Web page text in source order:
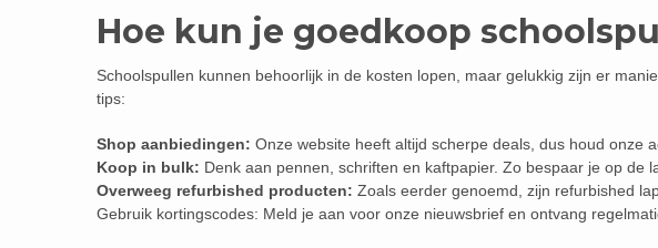
Hoe kun je goedkoop
Schoolspullen kunnen behoorlijk in de kosten lopen, maar gelukkig zijn er
tips:
Shop aanbiedingen: Onze website heeft altijd scherpe deals, dus houd onze
Koop in bulk: Denk aan pennen, schriften en kaftpapier. Zo bespaar je op de
Overweeg refurbished producten: Zoals eerder genoemd, zijn refurbished
Gebruik kortingscodes: Meld je aan voor onze nieuwsbrief en ontvang